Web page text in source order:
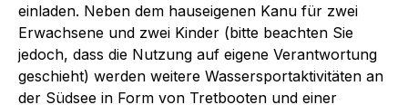
einladen. Neben dem hauseigenen Kanu für zwei
Erwachsene und zwei Kinder (bitte beachten Sie
jedoch, dass die Nutzung auf eigene Verantwortung
geschieht) werden weitere Wassersportaktivitäten an
der Südsee in Form von Tretbooten und einer